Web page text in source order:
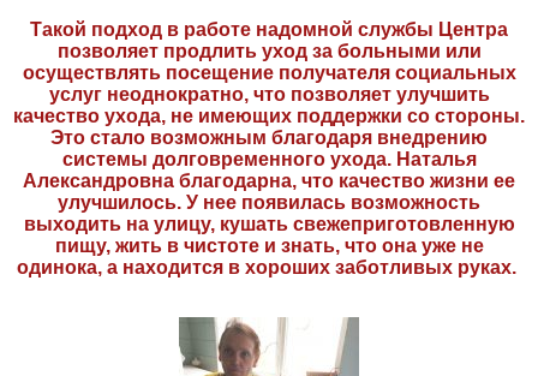
Такой подход в работе надомной службы Центра
позволяет продлить уход за больными или
осуществлять посещение получателя социальных
услуг неоднократно, что позволяет улучшить
качество ухода, не имеющих поддержки со стороны.
Это стало возможным благодаря внедрению
системы долговременного ухода. Наталья
Александровна благодарна, что качество жизни ее
улучшилось. У нее появилась возможность
выходить на улицу, кушать свежеприготовленную
пищу, жить в чистоте и знать, что она уже не
одинока, а находится в хороших заботливых руках.